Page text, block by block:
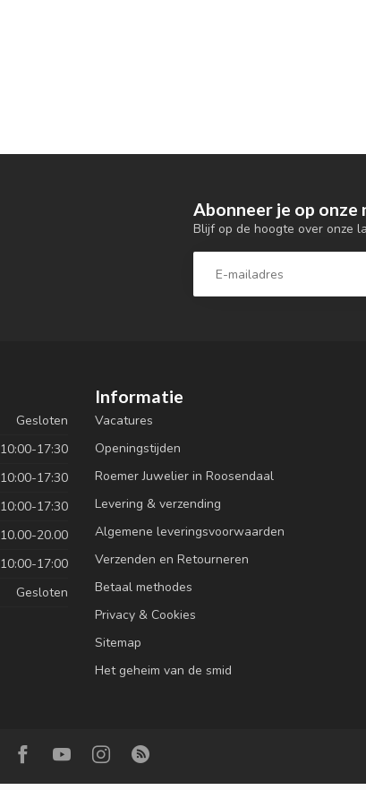
Abonneer je op onze
Blijf op de hoogte over onze
Gesloten
10:00-17:30
10:00-17:30
10:00-17:30
10.00-20.00
10:00-17:00
Gesloten
Informatie
Vacatures
Openingstijden
Roemer Juwelier in Roosendaal
Levering & verzending
Algemene leveringsvoorwaarden
Verzenden en Retourneren
Betaal methodes
Privacy & Cookies
Sitemap
Het geheim van de smid